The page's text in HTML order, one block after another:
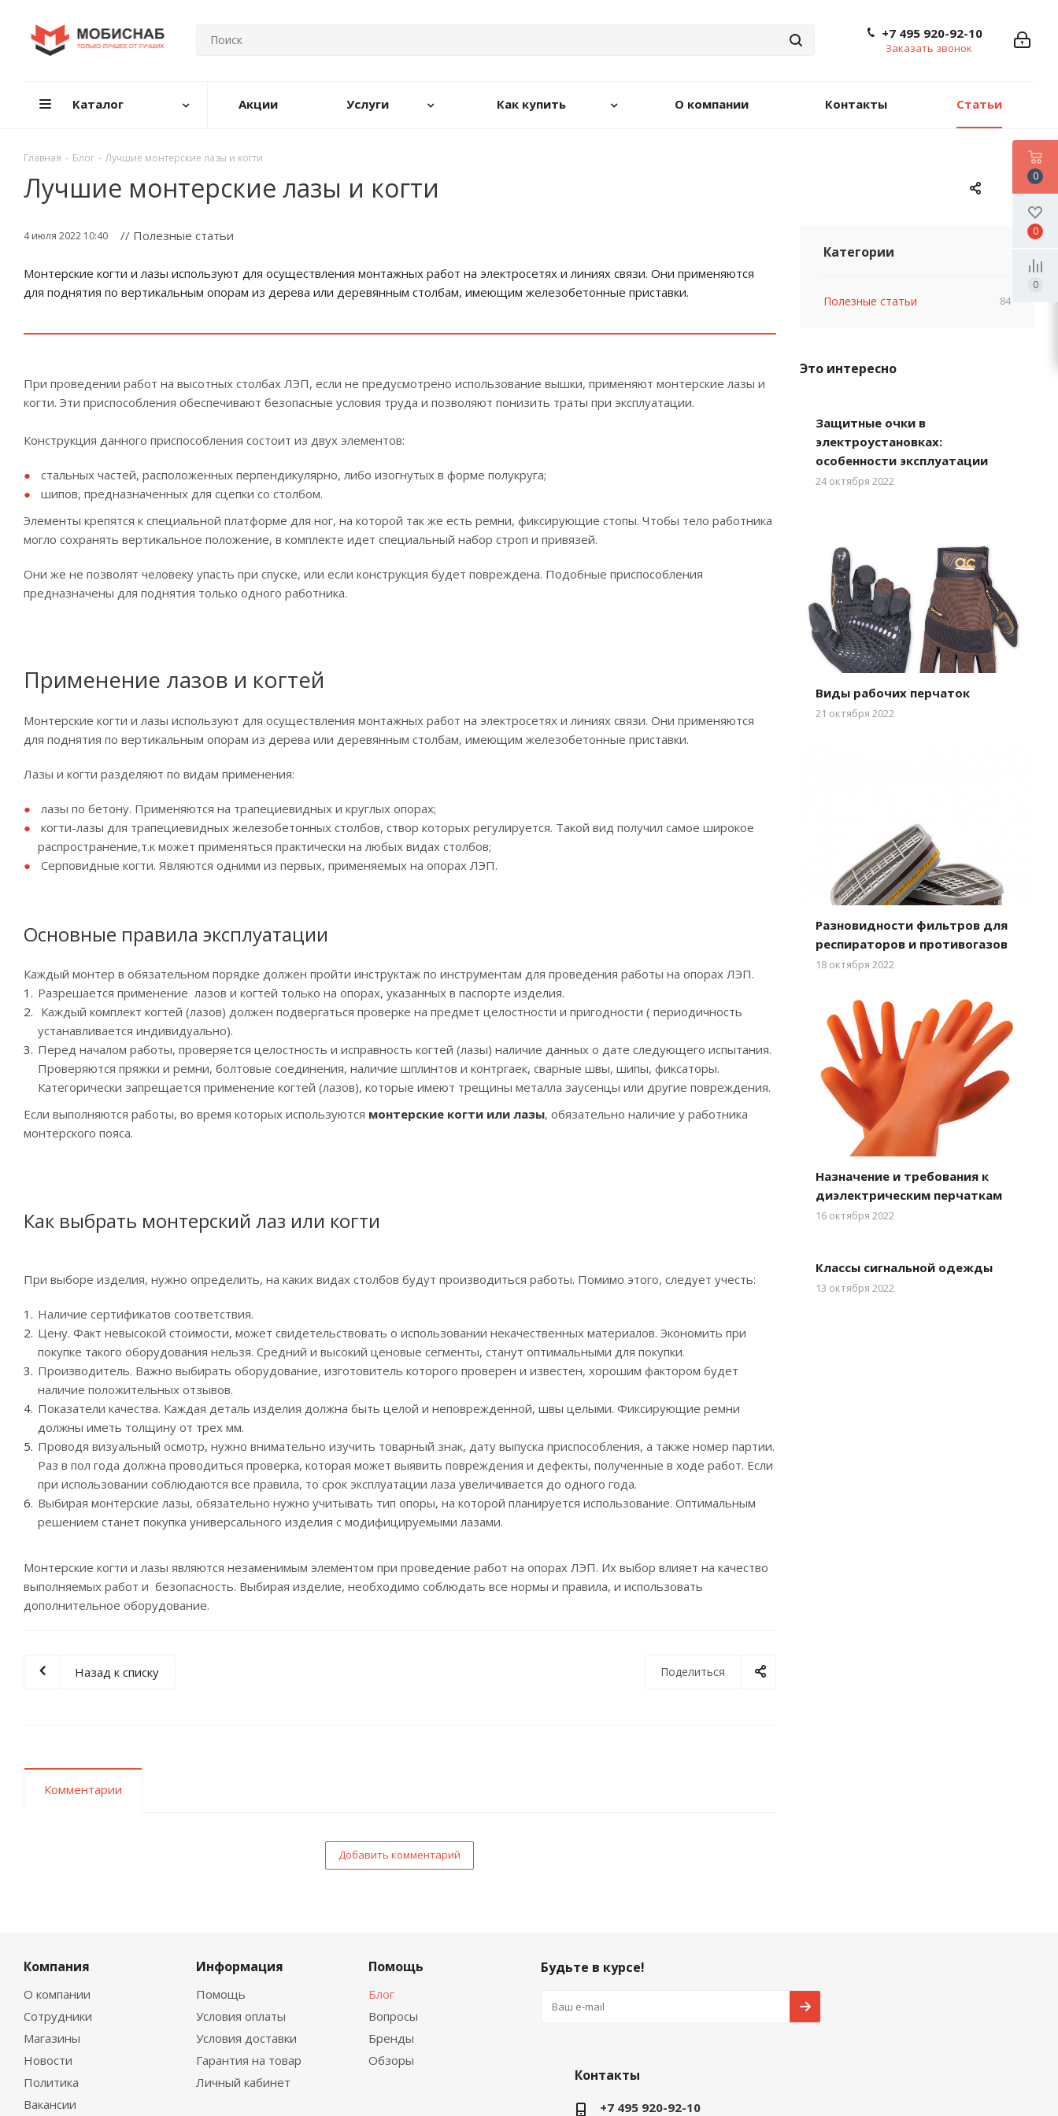
+7 495 920-92-10
Заказать звонок
Каталог Акции Услуги Как купить О компании Контакты Статьи
Главная - Блог - Лучшие монтерские лазы и когти
Лучшие монтерские лазы и когти
4 июля 2022 10:40 // Полезные статьи
Монтерские когти и лазы используют для осуществления монтажных работ на электросетях и линиях связи. Они применяются
для поднятия по вертикальным опорам из дерева или деревянным столбам, имеющим железобетонные приставки.
При проведении работ на высотных столбах ЛЭП, если не предусмотрено использование вышки, применяют монтерские лазы и
когти. Эти приспособления обеспечивают безопасные условия труда и позволяют понизить траты при эксплуатации.
Конструкция данного приспособления состоит из двух элементов:
стальных частей, расположенных перпендикулярно, либо изогнутых в форме полукруга;
шипов, предназначенных для сцепки со столбом.
Элементы крепятся к специальной платформе для ног, на которой так же есть ремни, фиксирующие стопы. Чтобы тело работника
могло сохранять вертикальное положение, в комплекте идет специальный набор строп и привязей.
Они же не позволят человеку упасть при спуске, или если конструкция будет повреждена. Подобные приспособления
предназначены для поднятия только одного работника.
Применение лазов и когтей
Монтерские когти и лазы используют для осуществления монтажных работ на электросетях и линиях связи. Они применяются
для поднятия по вертикальным опорам из дерева или деревянным столбам, имеющим железобетонные приставки.
Лазы и когти разделяют по видам применения:
лазы по бетону. Применяются на трапециевидных и круглых опорах;
когти-лазы для трапециевидных железобетонных столбов, створ которых регулируется. Такой вид получил самое широкое
распространение,т.к может применяться практически на любых видах столбов;
Серповидные когти. Являются одними из первых, применяемых на опорах ЛЭП.
Основные правила эксплуатации
Каждый монтер в обязательном порядке должен пройти инструктаж по инструментам для проведения работы на опорах ЛЭП.
Разрешается применение лазов и когтей только на опорах, указанных в паспорте изделия.
Каждый комплект когтей (лазов) должен подвергаться проверке на предмет целостности и пригодности ( периодичность
устанавливается индивидуально).
Перед началом работы, проверяется целостность и исправность когтей (лазы) наличие данных о дате следующего испытания.
Проверяются пряжки и ремни, болтовые соединения, наличие шплинтов и контргаек, сварные швы, шипы, фиксаторы.
Категорически запрещается применение когтей (лазов), которые имеют трещины металла заусенцы или другие повреждения.
Если выполняются работы, во время которых используются монтерские когти или лазы, обязательно наличие у работника
монтерского пояса.
Как выбрать монтерский лаз или когти
При выборе изделия, нужно определить, на каких видах столбов будут производиться работы. Помимо этого, следует учесть:
Наличие сертификатов соответствия.
Цену. Факт невысокой стоимости, может свидетельствовать о использовании некачественных материалов. Экономить при
покупке такого оборудования нельзя. Средний и высокий ценовые сегменты, станут оптимальными для покупки.
Производитель. Важно выбирать оборудование, изготовитель которого проверен и известен, хорошим фактором будет
наличие положительных отзывов.
Показатели качества. Каждая деталь изделия должна быть целой и неповрежденной, швы целыми. Фиксирующие ремни
должны иметь толщину от трех мм.
Проводя визуальный осмотр, нужно внимательно изучить товарный знак, дату выпуска приспособления, а также номер партии.
Раз в пол года должна проводиться проверка, которая может выявить повреждения и дефекты, полученные в ходе работ. Если
при использовании соблюдаются все правила, то срок эксплуатации лаза увеличивается до одного года.
Выбирая монтерские лазы, обязательно нужно учитывать тип опоры, на которой планируется использование. Оптимальным
решением станет покупка универсального изделия с модифицируемыми лазами.
Монтерские когти и лазы являются незаменимым элементом при проведение работ на опорах ЛЭП. Их выбор влияет на качество
выполняемых работ и безопасность. Выбирая изделие, необходимо соблюдать все нормы и правила, и использовать
дополнительное оборудование.
Поделиться
Назад к списку
Комментарии
Добавить комментарий
Категории
Полезные статьи 84
Это интересно
Защитные очки в
электроустановках:
особенности эксплуатации
24 октября 2022
Виды рабочих перчаток
21 октября 2022
Разновидности фильтров для
респираторов и противогазов
18 октября 2022
Назначение и требования к
диэлектрическим перчаткам
16 октября 2022
Классы сигнальной одежды
13 октября 2022
Компания
О компании
Сотрудники
Магазины
Новости
Политика
Вакансии
Информация
Помощь
Условия оплаты
Условия доставки
Гарантия на товар
Личный кабинет
Помощь
Блог
Вопросы
Бренды
Обзоры
Будьте в курсе!
Контакты
+7 495 920-92-10
0
0
0